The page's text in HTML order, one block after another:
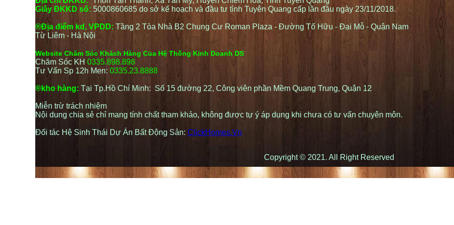
Giấy ĐKKD số: 5000860685 do sở kế hoạch và đầu tư tỉnh Tuyên Quang cấp lần đầu ngày 23/11/2018.
®Địa điểm kd, VPDD: Tầng 2 Tòa Nhà B2 Chung Cư Roman Plaza - Đường Tố Hữu - Đại Mỗ - Quận Nam
Từ Liêm - Hà Nội
Website Chăm Sóc Khách Hàng Của Hệ Thống Kinh Doanh DS
Chăm Sóc KH 0335.898.898
Tư Vấn Sp 12h Men: 0335.23.8888
®kho hàng: Tại Tp.Hồ Chí Minh: Số 15 đường 22, Công viên phần Mềm Quang Trung, Quận 12
Miễn trừ trách nhiệm
Nội dung chia sẻ chỉ mang tính chất tham khảo, không được tự ý áp dụng khi chưa có tư vấn chuyên môn.
Đối tác Hệ Sinh Thái Dự Án Bất Động Sản: ClickHomes.Vn
Copyright © 2021. All Right Reserved